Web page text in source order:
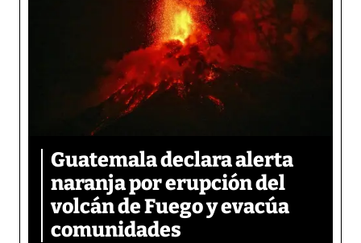
Guatemala declara alerta
naranja por erupción del
volcán de Fuego y evacúa
comunidades